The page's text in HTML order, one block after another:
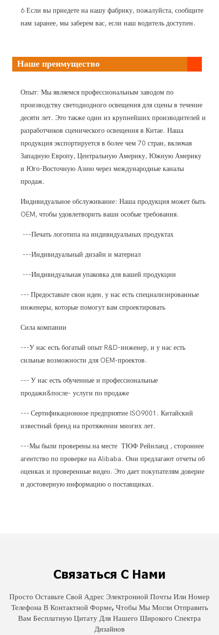
6 Если вы приедете на нашу фабрику, пожалуйста, сообщите
нам заранее, мы заберем вас, если наш водитель доступен.
Наше преимущество
Опыт: Мы являемся профессиональным заводом по
производству светодиодного освещения для сцены в течение
десяти лет. Это также один из крупнейших производителей и
разработчиков сценического освещения в Китае. Наша
продукция экспортируется в более чем 70 стран, включая
Западную Европу, Центральную Америку, Южную Америку
и Юго-Восточную Азию через международные каналы
продаж.
Индивидуальное обслуживание: Наша продукция может быть
OEM, чтобы удовлетворить ваши особые требования.
---Печать логотипа на индивидуальных продуктах
---Индивидуальный дизайн и материал
---Индивидуальная упаковка для вашей продукции
--- Предоставьте свои идеи, у нас есть специализированные
инженеры, которые помогут вам спроектировать
Сила компании
---У нас есть богатый опыт R&D-инженер, и у нас есть
сильные возможности для OEM-проектов.
--- У нас есть обученные и профессиональные
продажи&после- услуги по продаже
--- Сертификационное предприятие ISO9001. Китайский
известный бренд на протяжении многих лет.
---Мы были проверены на месте ТЮФ Рейнланд , стороннее
агентство по проверке на Alibaba. Они предлагают отчеты об
оценках и проверенные видео. Это дает покупателям доверие
и достоверную информацию о поставщиках.
Связаться С Нами
Просто Оставьте Свой Адрес Электронной Почты Или Номер
Телефона В Контактной Форме, Чтобы Мы Могли Отправить
Вам Бесплатную Цитату Для Нашего Широкого Спектра
Дизайнов